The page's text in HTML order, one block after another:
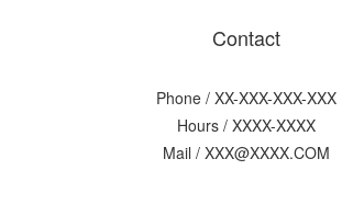
Contact
Phone / XX-XXX-XXX-XXX
Hours / XXXX-XXXX
Mail / XXX@XXXX.COM